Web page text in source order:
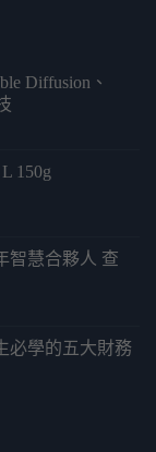
Diffusion、
150g
智慧合夥人 查
必學的五大財務